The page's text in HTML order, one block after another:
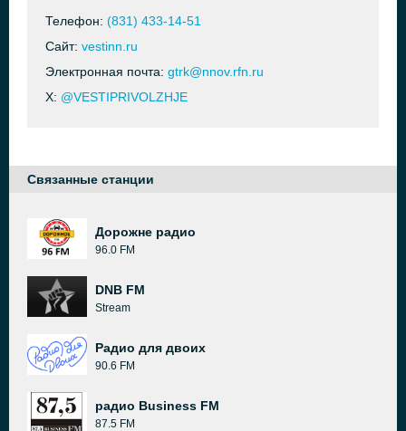
Телефон: (831) 433-14-51
Сайт: vestinn.ru
Электронная почта: gtrk@nnov.rfn.ru
X: @VESTIPRIVOLZHJE
Связанные станции
Дорожне радио
96.0 FM
DNB FM
Stream
Радио для двоих
90.6 FM
радио Business FM
87.5 FM